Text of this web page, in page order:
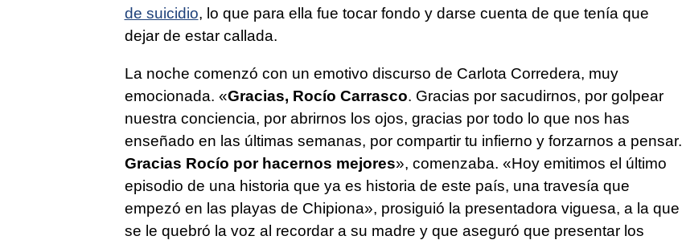
de suicidio, lo que para ella fue tocar fondo y darse cuenta de que tenía que
dejar de estar callada.
La noche comenzó con un emotivo discurso de Carlota Corredera, muy
emocionada. «Gracias, Rocío Carrasco. Gracias por sacudirnos, por golpear
nuestra conciencia, por abrirnos los ojos, gracias por todo lo que nos has
enseñado en las últimas semanas, por compartir tu infierno y forzarnos a pensar.
Gracias Rocío por hacernos mejores», comenzaba. «Hoy emitimos el último
episodio de una historia que ya es historia de este país, una travesía que
empezó en las playas de Chipiona», prosiguió la presentadora viguesa, a la que
se le quebró la voz al recordar a su madre y que aseguró que presentar los